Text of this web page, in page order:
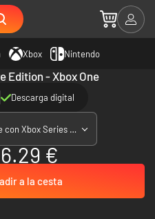
Xbox Nintendo
Edition - Xbox One
Descarga digital
Xbox One - compatible con Xbox Series X|S
6.29 €
a la cesta